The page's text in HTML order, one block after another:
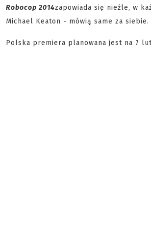
Robocop 2014zapowiada się nieźle, w
Michael Keaton - mówią same za siebie.
Polska premiera planowana jest na 7